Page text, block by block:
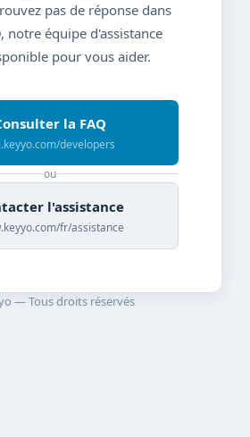
pas de réponse dans
notre équipe d'assistance
pour vous aider.
la FAQ
developers
ou
l'assistance
fr/assistance
— Tous droits réservés